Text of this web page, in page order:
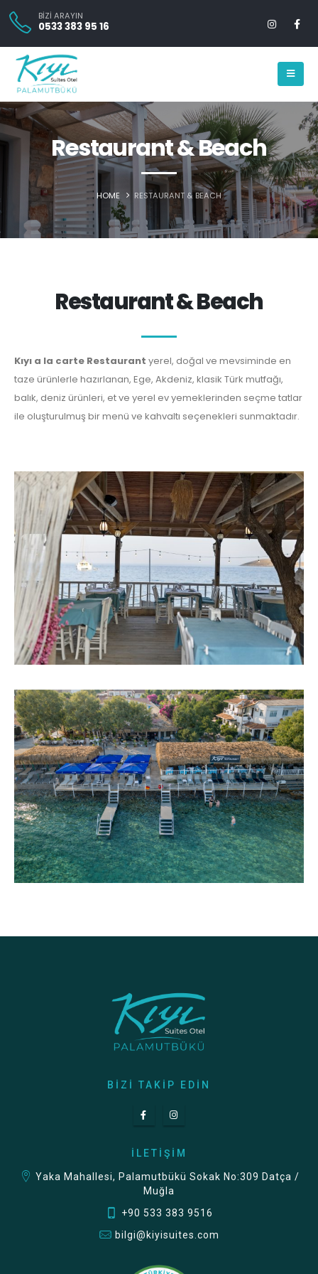
BİZİ ARAYIN
0533 383 95 16
Restaurant & Beach
HOME RESTAURANT & BEACH
Restaurant & Beach
Kıyı a la carte Restaurant yerel, doğal ve mevsiminde en
taze ürünlerle hazırlanan, Ege, Akdeniz, klasik Türk mutfağı,
balık, deniz ürünleri, et ve yerel ev yemeklerinden seçme tatlar
ile oluşturulmuş bir menü ve kahvaltı seçenekleri sunmaktadır.
BIZI TAKIP EDIN
İLETIŞIM
Yaka Mahallesi, Palamutbükü Sokak No:309 Datça /
Muğla
+90 533 383 9516
bilgi@kiyisuites.com